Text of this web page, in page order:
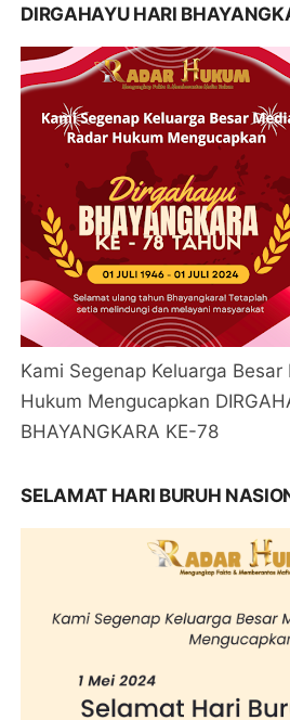
DIRGAHAYU HARI
Kami Segenap Keluarga
Hukum Mengucapkan
BHAYANGKARA KE-78
SELAMAT HARI BURUH